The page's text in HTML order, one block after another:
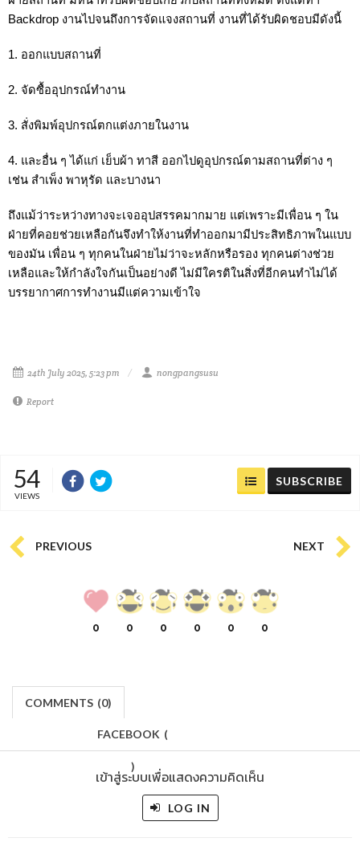
Backdrop งานไปจนถึงการจัดแจงสถานที่ งานที่ได้รับผิดชอบมีดังนี้
1. ออกแบบสถานที่
2. จัดซื้ออุปกรณ์ทำงาน
3. สั่งพิมพ์อุปกรณ์ตกแต่งภายในงาน
4. และอื่น ๆ ได้แก่ เย็บผ้า ทาสี ออกไปดูอุปกรณ์ตามสถานที่ต่าง ๆ
เช่น สำเพ็ง พาหุรัด และบางนา
ถึงแม้ว่าระหว่างทางจะเจออุปสรรคมากมาย แต่เพราะมีเพื่อน ๆ ใน
ฝ่ายที่คอยช่วยเหลือกันจึงทำให้งานที่ทำออกมามีประสิทธิภาพในแบบ
ของมัน เพื่อน ๆ ทุกคนในฝ่ายไม่ว่าจะหลักหรือรอง ทุกคนต่างช่วย
เหลือและให้กำลังใจกันเป็นอย่างดี ไม่มีใครติในสิ่งที่อีกคนทำไม่ได้
บรรยากาศการทำงานมีแต่ความเข้าใจ
24th July 2025, 5:23 pm nongpangsusu
Report
54
VIEWS
SUBSCRIBE
PREVIOUS NEXT
0 0 0 0 0 0
COMMENTS (0)
FACEBOOK (
)
เข้าสู่ระบบเพื่อแสดงความคิดเห็น
LOG IN